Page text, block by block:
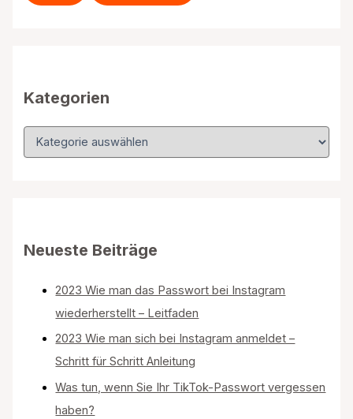
:Kategorien
K
i
eNeueste Beiträge
2023 Wie man das Passwort bei Instagram
wiederherstellt – Leitfaden
2023 Wie man sich bei Instagram anmeldet –
Schritt für Schritt Anleitung
Was tun, wenn Sie Ihr TikTok-Passwort vergessen
haben?